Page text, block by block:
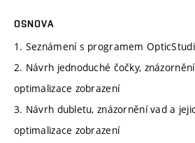
OSNOVA
1. Seznámení s programem
2. Návrh jednoduché čočky,
optimalizace zobrazení
3. Návrh dubletu, znázornění vad a
optimalizace zobrazení